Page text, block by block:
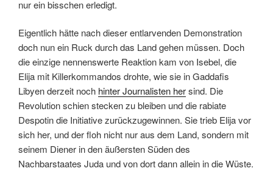
nur ein bisschen erledigt.
Eigentlich hätte nach dieser entlarvenden Demonstration
doch nun ein Ruck durch das Land gehen müssen. Doch
die einzige nennenswerte Reaktion kam von Isebel, die
Elija mit Killerkommandos drohte, wie sie in Gaddafis
Libyen derzeit noch hinter Journalisten hersind. Die
Revolution schien stecken zu bleiben und die rabiate
Despotin die Initiative zurückzugewinnen. Sie trieb Elija vor
sich her, und der floh nicht nur aus dem Land, sondern mit
seinem Diener in den äußersten Süden des
Nachbarstaates Juda und von dort dann allein in die Wüste.